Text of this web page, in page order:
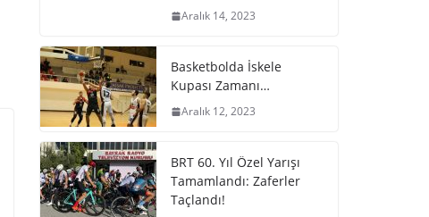
Aralık 14, 2023
Basketbolda İskele
Kupası Zamanı…
Aralık 12, 2023
BRT 60. Yıl Özel Yarışı
Tamamlandı: Zaferler
Taçlandı!